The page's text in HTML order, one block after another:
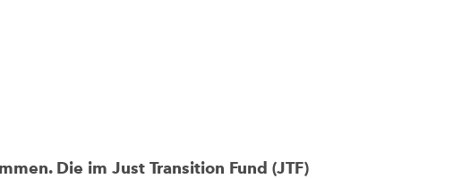
Die im Just Transition Fund (JTF)